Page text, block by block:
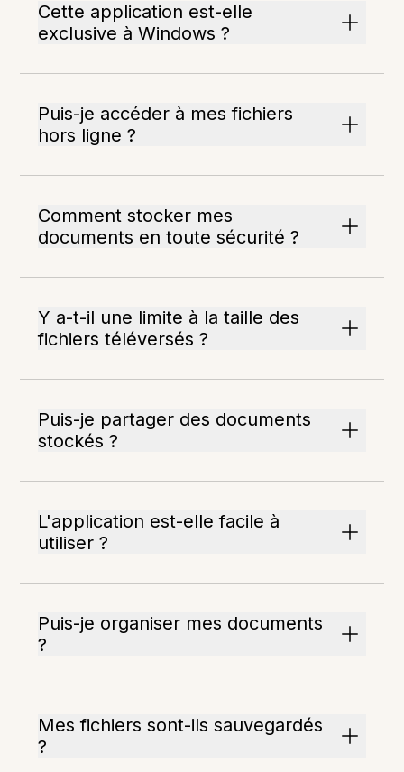
Cette application est-elle
exclusive à Windows ?
Puis-je accéder à mes fichiers
hors ligne ?
Comment stocker mes
documents en toute sécurité ?
Y a-t-il une limite à la taille des
fichiers téléversés ?
Puis-je partager des documents
stockés ?
L'application est-elle facile à
utiliser ?
Puis-je organiser mes documents
?
Mes fichiers sont-ils sauvegardés
?